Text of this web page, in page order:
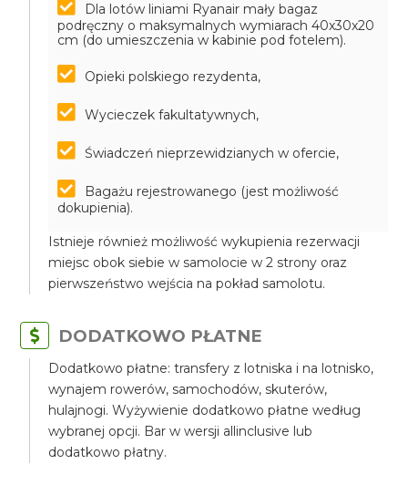
Dla lotów liniami Ryanair mały bagaz
podręczny o maksymalnych wymiarach 40x30x20
cm (do umieszczenia w kabinie pod fotelem).
Opieki polskiego rezydenta,
Wycieczek fakultatywnych,
Świadczeń nieprzewidzianych w ofercie,
Bagażu rejestrowanego (jest możliwość
dokupienia).
Istnieje również możliwość wykupienia rezerwacji
miejsc obok siebie w samolocie w 2 strony oraz
pierwszeństwo wejścia na pokład samolotu.
DODATKOWO PŁATNE
Dodatkowo płatne: transfery z lotniska i na lotnisko,
wynajem rowerów, samochodów, skuterów,
hulajnogi. Wyżywienie dodatkowo płatne według
wybranej opcji. Bar w wersji allinclusive lub
dodatkowo płatny.